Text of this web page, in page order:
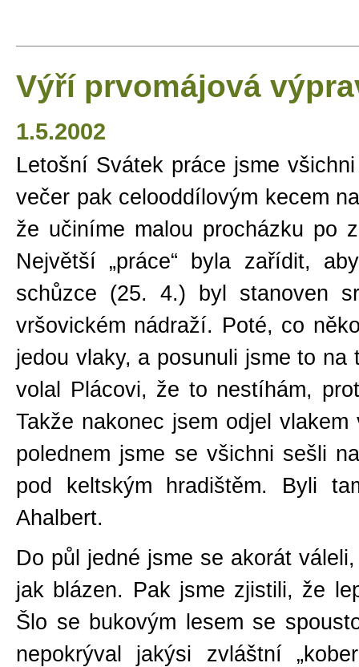
Výří prvomájová
1.5.2002
Letošní Svátek práce jsme
večer pak celooddílovým kecem
že učiníme malou procházku po
Největší „práce“ byla zařídit,
schůzce (25. 4.) byl stanoven
vršovickém nádraží. Poté, co
jedou vlaky, a posunuli jsme to
volal Plácovi, že to nestíhám,
Takže nakonec jsem odjel
polednem jsme se všichni sešli
pod keltským hradištěm. Byli
Ahalbert.
Do půl jedné jsme se akorát
jak blázen. Pak jsme zjistili, že
Šlo se bukovým lesem se
nepokrýval jakýsi zvláštní